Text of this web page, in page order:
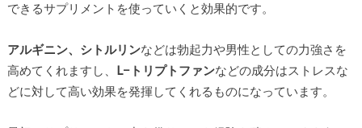
できるサプリメントを使っていくと効果的です。
アルギニン、シトルリンなどは勃起力や男性としての力強さを
高めてくれますし、 L−トリプトファンなどの成分はストレスな
どに対して高い効果を発揮してくれるものになっています。